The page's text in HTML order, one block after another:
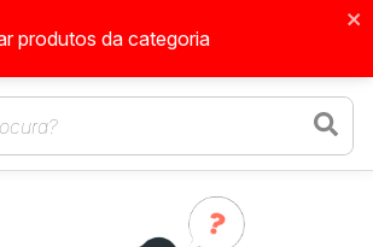
produtos da categoria